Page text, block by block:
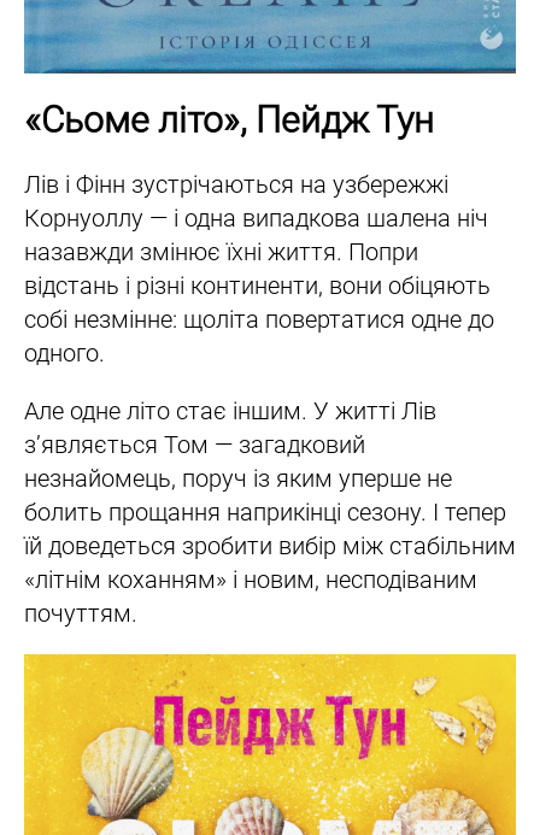
«Сьоме літо», Пейдж Тун
Лів і Фінн зустрічаються на узбережжі
Корнуоллу — і одна випадкова шалена ніч
назавжди змінює їхні життя. Попри
відстань і різні континенти, вони обіцяють
собі незмінне: щоліта повертатися одне до
одного.
Але одне літо стає іншим. У житті Лів
з’являється Том — загадковий
незнайомець, поруч із яким уперше не
болить прощання наприкінці сезону. І тепер
їй доведеться зробити вибір між стабільним
«літнім коханням» і новим, несподіваним
почуттям.